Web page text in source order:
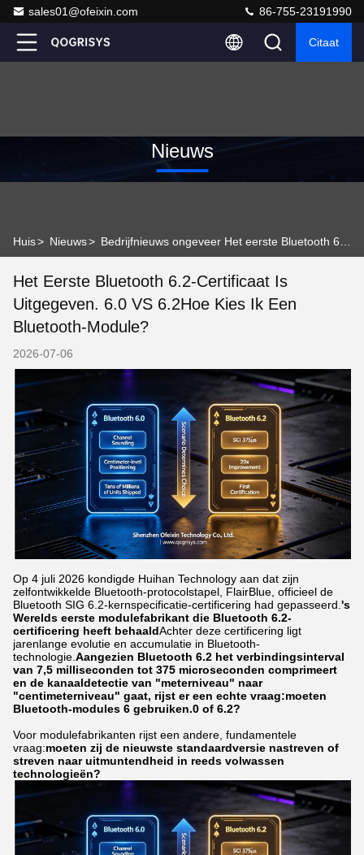
sales01@ofeixin.com 86-755-23191990
Citaat
Nieuws
Huis> Nieuws>
Het Eerste Bluetooth 6.2-Certificaat Is
Uitgegeven. 6.0 VS 6.2Hoe Kies Ik Een
Bluetooth-Module?
2026-07-06
Op 4 juli 2026 kondigde Huihan Technology aan dat zijn
zelfontwikkelde Bluetooth-protocolstapel, FlairBlue, officieel de
Bluetooth SIG 6.2-kernspecificatie-certificering had gepasseerd. 's
Werelds eerste modulefabrikant die Bluetooth 6.2-
certificering heeft behaaldAchter deze certificering ligt
jarenlange evolutie en accumulatie in Bluetooth-
technologie. Aangezien Bluetooth 6.2 het verbindingsinterval
van 7,5 milliseconden tot 375 microseconden comprimeert
en de kanaaldetectie van "meterniveau" naar
"centimeterniveau" gaat, rijst er een echte vraag:moeten
Bluetooth-modules 6 gebruiken.0 of 6.2?
Voor modulefabrikanten rijst een andere, fundamentele
vraag:moeten zij de nieuwste standaardversie nastreven of
streven naar uitmuntendheid in reeds volwassen
technologieën?